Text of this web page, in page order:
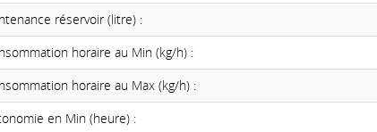
réservoir (litre) :
horaire au Min (kg/h) :
horaire au Max (kg/h) :
en Min (heure) :